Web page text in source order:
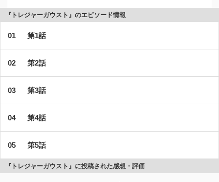
『トレジャーガウスト』のエピソード情報
第1話
第2話
第3話
第4話
第5話
『トレジャーガウスト』に投稿された感想・評価